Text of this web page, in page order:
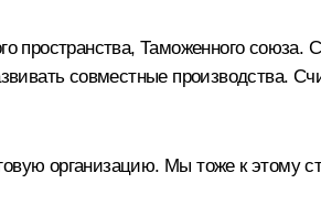
пространства, Таможенного союза.
совместные производства.
организацию. Мы тоже к этому